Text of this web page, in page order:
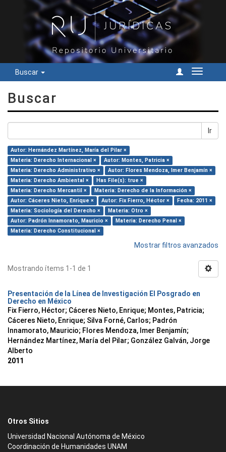
Buscar
Cambiar
Buscar
Ir
Autor: Hernández Martínez, María del Pilar ×
Materia: Derecho Internacional ×
Autor: Montes, Patricia ×
Materia: Derecho Administrativo ×
Autor: Flores Mendoza, Imer Benjamín ×
Materia: Derecho Ambiental ×
Has File(s): true ×
Materia: Derecho Mercantil ×
Materia: Derecho de la Información ×
Autor: Cáceres Nieto, Enrique ×
Autor: Fix Fierro, Héctor ×
Fecha: 2011 ×
Materia: Sociología del Derecho ×
Materia: Otro ×
Autor: Padrón Innamorato, Mauricio ×
Materia: Derecho Penal ×
Materia: Derecho Constitucional ×
Mostrar filtros avanzados
Mostrando ítems 1-1 de 1
Presentación de la Línea de Investigación El Posgrado en
Derecho en México
Fix Fierro, Héctor; Cáceres Nieto, Enrique; Montes, Patricia;
Cáceres Nieto, Enrique; Silva Forné, Carlos; Padrón
Innamorato, Mauricio; Flores Mendoza, Imer Benjamín;
Hernández Martínez, María del Pilar; González Galván, Jorge
Alberto
2011
Otros Sitios
Universidad Nacional Autónoma de México
Coordinación de Humanidades UNAM